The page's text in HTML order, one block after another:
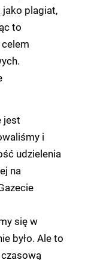
plagiat,
to
jest
i
udzielenia
na
się w
było. Ale to